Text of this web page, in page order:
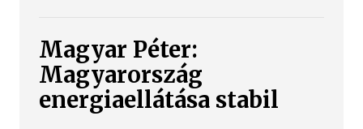
Magyar Péter:
Magyarország
energiaellátása stabil